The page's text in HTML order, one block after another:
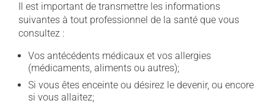
Il est important de transmettre les informations
suivantes à tout professionnel de la santé que vous
consultez :
Vos antécédents médicaux et vos allergies
(médicaments, aliments ou autres);
Si vous êtes enceinte ou désirez le devenir, ou encore
si vous allaitez;